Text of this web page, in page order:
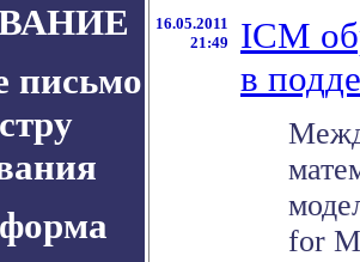
письмо
16.05.2011
21:49
ICM
в
for